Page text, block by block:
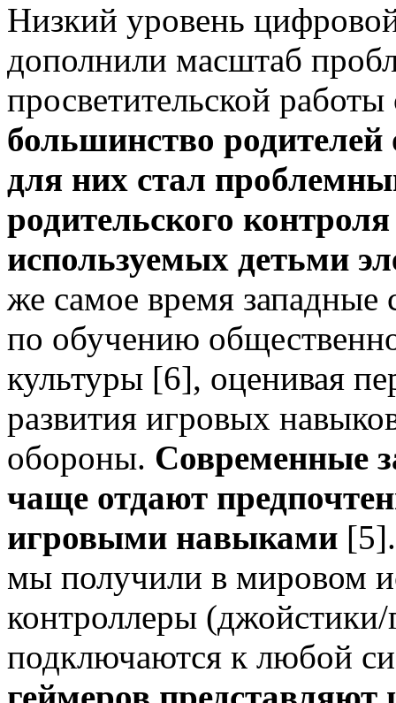
Низкий уровень
дополнили масштаб
просветительской
большинство родителей
для них стал
родительского
используемых детьми
же самое время западные
по обучению
культуры [6], оценивая
развития игровых
обороны. Современные
чаще отдают
игровыми навыками
мы получили в мировом
контроллеры
подключаются к любой